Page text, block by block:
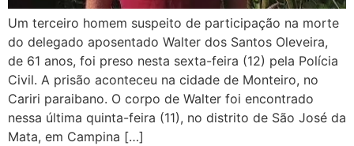
Um terceiro homem suspeito de participação na morte
do delegado aposentado Walter dos Santos Oleveira,
de 61 anos, foi preso nesta sexta-feira (12) pela Polícia
Civil. A prisão aconteceu na cidade de Monteiro, no
Cariri paraibano. O corpo de Walter foi encontrado
nessa última quinta-feira (11), no distrito de São José da
Mata, em Campina […]